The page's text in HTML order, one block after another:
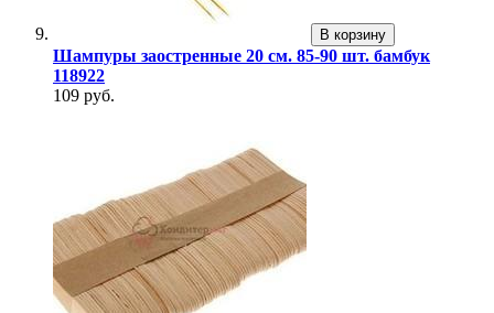
В корзину
Шампуры заостренные 20 см. 85-90 шт. бамбук
118922
109 руб.